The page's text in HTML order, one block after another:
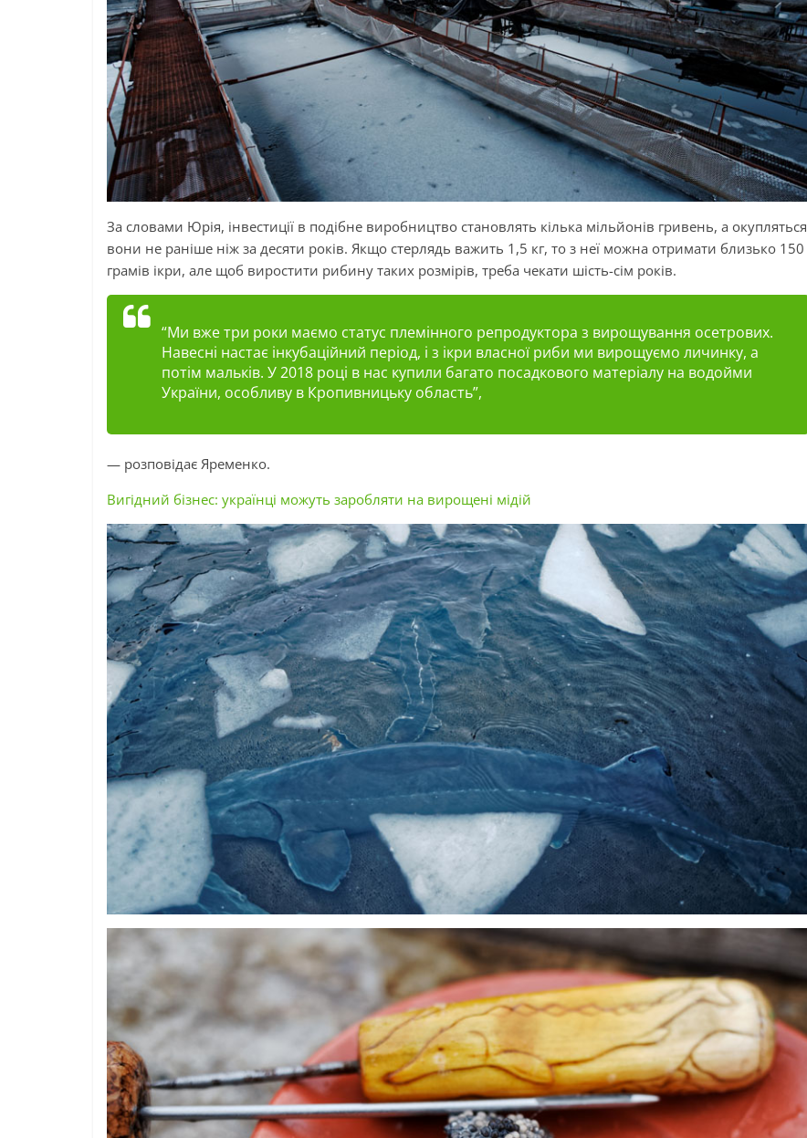
За словами Юрія, інвестиції в подібне виробництво становлять кілька мільйонів гривень, а окупляться
вони не раніше ніж за десяти років. Якщо стерлядь важить 1,5 кг, то з неї можна отримати близько 150
грамів ікри, але щоб виростити рибину таких розмірів, треба чекати шість-сім років.
“Ми вже три роки маємо статус племінного репродуктора з вирощування осетрових.
Навесні настає інкубаційний період, і з ікри власної риби ми вирощуємо личинку, а
потім мальків. У 2018 році в нас купили багато посадкового матеріалу на водойми
України, особливу в Кропивницьку область”,
— розповідає Яременко.
Вигідний бізнес: українці можуть заробляти на вирощені мідій